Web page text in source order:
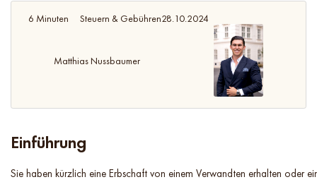
6 Minuten Steuern & Gebühren28.10.2024
Matthias Nussbaumer
Einführung
Sie haben kürzlich eine Erbschaft von einem Verwandten erhalten oder